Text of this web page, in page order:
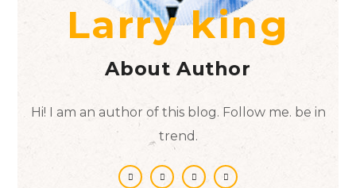
Larry king
About Author
Hi! I am an author of this blog. Follow me. be in
trend.